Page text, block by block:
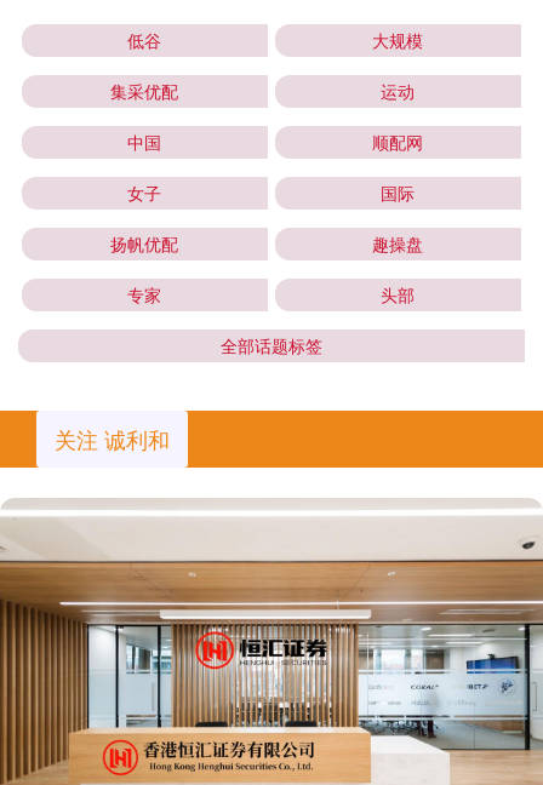
低谷 大规模
集采优配 运动
中国 顺配网
女子 国际
扬帆优配 趣操盘
专家 头部
全部话题标签
关注 诚利和